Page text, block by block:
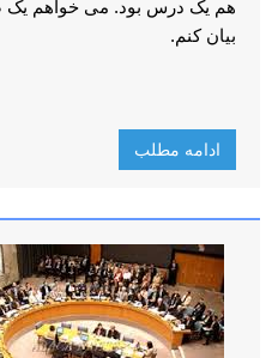
هم یک درس بود. می خواهم یک
بیان کنم.
ادامه مطلب